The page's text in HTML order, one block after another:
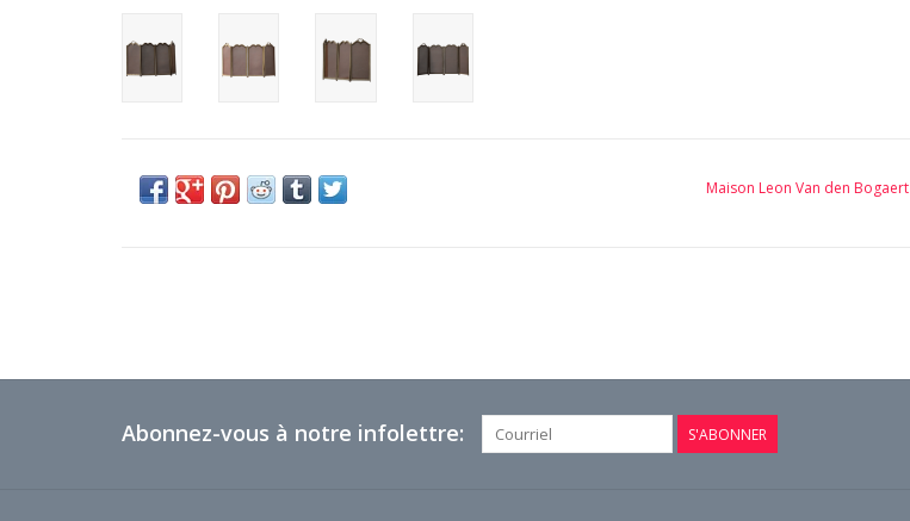
Maison Leon Van den Bogaert
Abonnez-vous à notre infolettre: S'ABONNER